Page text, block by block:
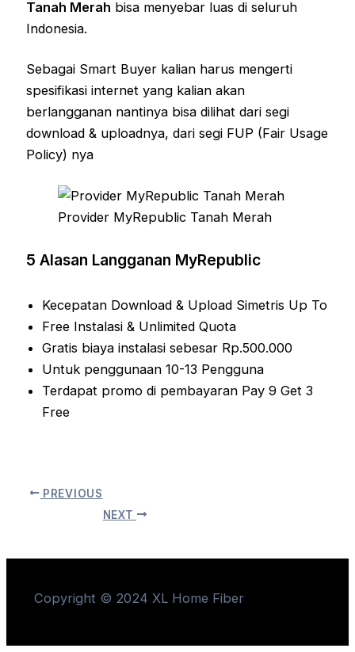
Tanah Merah bisa menyebar luas di seluruh
Indonesia.
Sebagai Smart Buyer kalian harus mengerti
spesifikasi internet yang kalian akan
berlangganan nantinya bisa dilihat dari segi
download & uploadnya, dari segi FUP (Fair Usage
Policy) nya
Provider MyRepublic Tanah Merah
5 Alasan Langganan MyRepublic
Kecepatan Download & Upload Simetris Up To
Free Instalasi & Unlimited Quota
Gratis biaya instalasi sebesar Rp.500.000
Untuk penggunaan 10-13 Pengguna
Terdapat promo di pembayaran Pay 9 Get 3
Free
PREVIOUS
NEXT
Copyright © 2024 XL Home Fiber